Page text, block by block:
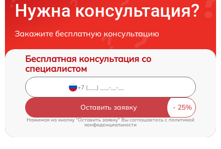
Нужна консультация?
Закажите бесплатную консультацию
Бесплатная консультация со
специалистом
Оставить заявку
Нажимая на кнопку "Оставить заявку" Вы соглашаетесь cполитикой
конфиденциальности